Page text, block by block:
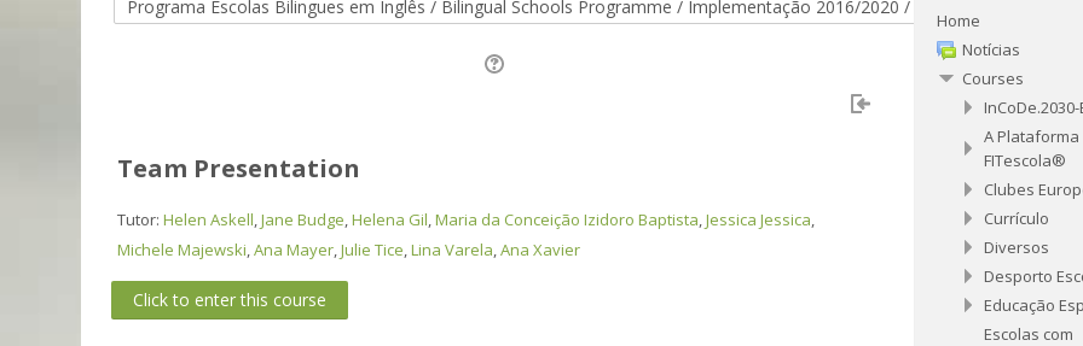
Team Presentation
Tutor:Helen Askell ,Jane Budge ,Helena Gil ,Maria da Conceição Izidoro Baptista ,Jessica Jessica
Michele Majewski ,Ana Mayer ,Julie Tice ,Lina Varela ,Ana Xavier
Click to enter this course
Home
Notícias
Courses
InCoDe.2030-
A Plataforma
FITescola®
Clubes
Currículo
Diversos
Desporto
Educação
Escolas com